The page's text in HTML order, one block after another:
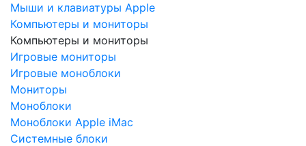
Мыши и клавиатуры Apple
Компьютеры и мониторы
Компьютеры и мониторы
Игровые мониторы
Игровые моноблоки
Мониторы
Моноблоки
Моноблоки Apple iMac
Системные блоки